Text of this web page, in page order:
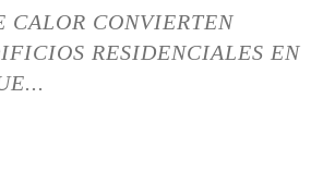
CALOR CONVIERTEN
RESIDENCIALES EN